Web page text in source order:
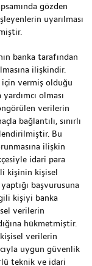
gözden
uyarılması
banka tarafından
ilişkindir.
için vermiş olduğu
olması
verilerin
bağlantılı, sınırlı
Bu
ilişkin
idari para
kişinin kişisel
başvurusuna
kişiyi banka
verilerin
hükmetmiştir.
verilerin
uygun güvenlik
teknik ve idari